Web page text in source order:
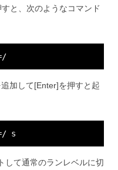
と、次のようなコマンド
加して[Enter]を押すと起
s
して通常のランレベルに切